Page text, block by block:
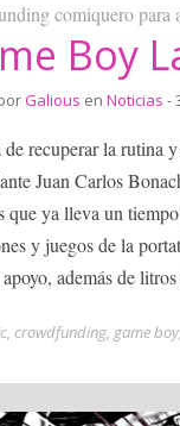
comiquero para
Boy
Galious en Noticias -
de recuperar la rutina
Juan Carlos
que ya lleva un
y juegos de la
además de
, crowdfunding, game boy,